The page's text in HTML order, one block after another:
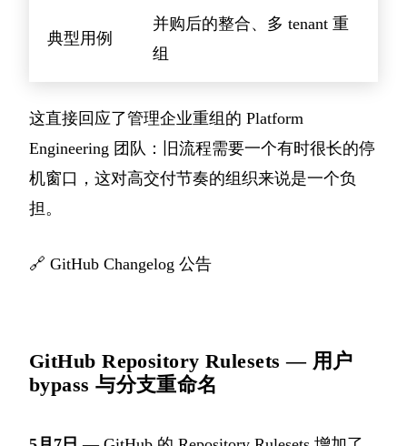
典型用例
并购后的整合、多 tenant 重
组
这直接回应了管理企业重组的 Platform
Engineering 团队：旧流程需要一个有时很长的停
机窗口，这对高交付节奏的组织来说是一个负
担。
🔗 GitHub Changelog 公告
GitHub Repository Rulesets — 用户
bypass 与分支重命名